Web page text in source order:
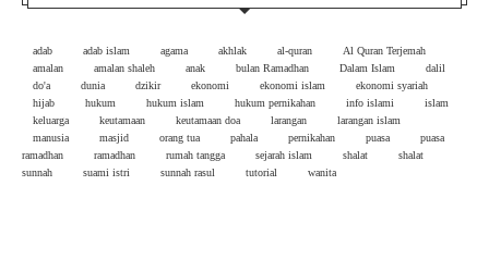
adab adab islam agama akhlak al-quran
Al Quran Terjemah
amalan
amalan shaleh anak bulan Ramadhan Dalam Islam
dalil
do'a
dunia dzikir ekonomi ekonomi islam
ekonomi syariah
hijab
hukum hukum islam hukum pernikahan info islami
islam
keluarga
keutamaan keutamaan doa larangan
larangan islam
manusia
masjid orang tua pahala pernikahan puasa
puasa
ramadhan
ramadhan rumah tangga sejarah islam shalat
shalat
sunnah
suami istri sunnah rasul tutorial wanita